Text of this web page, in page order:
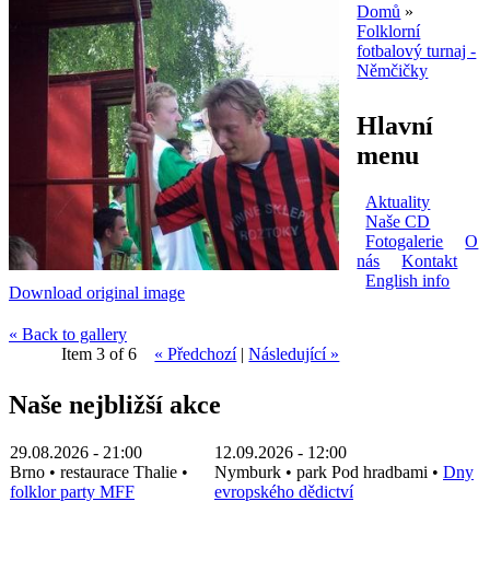
Download original image
« Back to gallery
Item 3 of 6
« Předchozí|Následující »
Jste zde
Domů »
Folklorní
fotbalový turnaj -
Němčičky
Hlavní
menu
Aktuality
Naše CD
Fotogalerie
O
nás
Kontakt
English info
Naše nejbližší akce
29.08.2026 - 21:00
Brno • restaurace Thalie •
folklor party MFF
12.09.2026 - 12:00
Nymburk • park Pod hradbami • Dny
evropského dědictví